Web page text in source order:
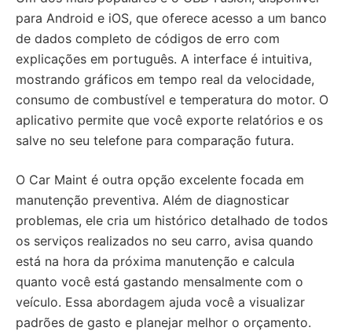
para Android e iOS, que oferece acesso a um banco
de dados completo de códigos de erro com
explicações em português. A interface é intuitiva,
mostrando gráficos em tempo real da velocidade,
consumo de combustível e temperatura do motor. O
aplicativo permite que você exporte relatórios e os
salve no seu telefone para comparação futura.
O Car Maint é outra opção excelente focada em
manutenção preventiva. Além de diagnosticar
problemas, ele cria um histórico detalhado de todos
os serviços realizados no seu carro, avisa quando
está na hora da próxima manutenção e calcula
quanto você está gastando mensalmente com o
veículo. Essa abordagem ajuda você a visualizar
padrões de gasto e planejar melhor o orçamento.